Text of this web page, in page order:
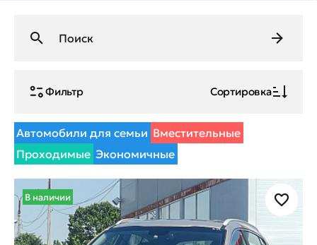
Фильтр Сортировка
Автомобили для семьи Вместительные
Проходимые Экономичные
В наличии